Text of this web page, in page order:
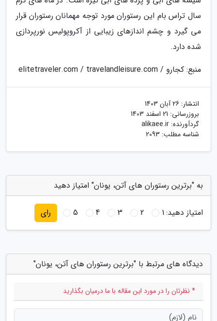
سال تراس بام این رستوران مورد توجه مهمانان رستوران قرار
می گیرد و چشم اندازهای زیبایی از آکروپولیس نورپردازی
شده دارد.
منبع: کجارو / elitetraveler.com / travelandleisure.com
انتشار: 26 آبان 1403
بروزرسانی: 21 اسفند 1403
گردآورنده: alikaee.ir
شناسه مطلب: 2093
به "برترین رستوران های آتن، یونان" امتیاز دهید
امتیاز دهید:1
2
3
4
5 رای
دیدگاه های مرتبط با "برترین رستوران های آتن، یونان"
* نظرتان را در مورد این مقاله با ما درمیان بگذارید